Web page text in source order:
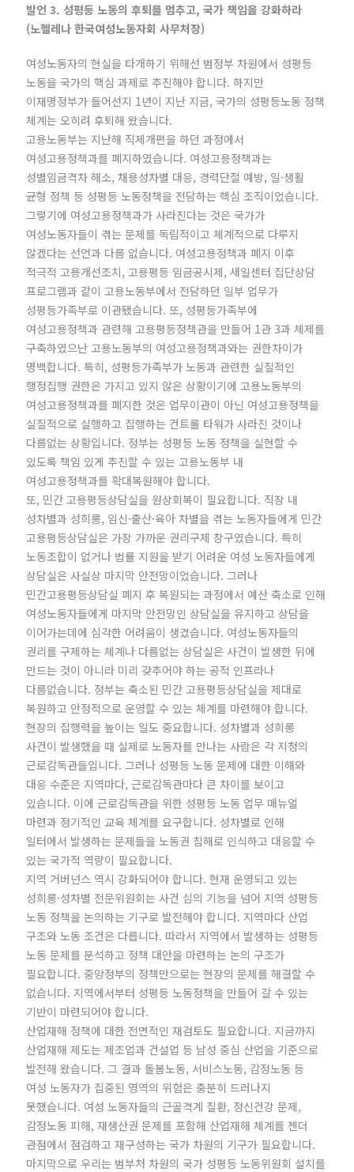
발언 3. 성평등 노동의 후퇴를 멈추고, 국가 책임을 강화하라
(노헬레나 한국여성노동자회 사무처장)
여성노동자의 현실을 타개하기 위해선 범정부 차원에서 성평등
노동을 국가의 핵심 과제로 추진해야 합니다. 하지만
이재명정부가 들어선지 1년이 지난 지금, 국가의 성평등노동 정책
체계는 오히려 후퇴해 왔습니다.
고용노동부는 지난해 직제개편을 하던 과정에서
여성고용정책과를 폐지하였습니다. 여성고용정책과는
성별임금격차 해소, 채용성차별 대응, 경력단절 예방, 일·생활
균형 정책 등 성평등 노동정책을 전담하는 핵심 조직이었습니다.
그렇기에 여성고용정책과가 사라진다는 것은 국가가
여성노동자들이 겪는 문제를 독립적이고 체계적으로 다루지
않겠다는 선언과 다름 없습니다. 여성고용정책과 폐지 이후
적극적 고용개선조치, 고용평등 임금공시제, 새일센터 집단상담
프로그램과 같이 고용노동부에서 전담하던 일부 업무가
성평등가족부로 이관됐습니다. 또, 성평등가족부에
여성고용정책과 관련해 고용평등정책관을 만들어 1관 3과 체제를
구축하였으난 고용노동부의 여성고용정책과와는 권한차이가
명백합니다. 특히, 성평등가족부가 노동과 관련한 실질적인
행정집행 권한은 가지고 있지 않은 상황이기에 고용노동부의
여성고용정책과를 폐지한 것은 업무이관이 아닌 여성고용정책을
실질적으로 실행하고 집행하는 컨트롤 타워가 사라진 것이나
다름없는 상황입니다. 정부는 성평등 노동 정책을 실현할 수
있도록 책임 있게 추진할 수 있는 고용노동부 내
여성고용정책과를 확대복원해야 합니다.
또, 민간 고용평등상담실을 원상회복이 필요합니다. 직장 내
성차별과 성희롱, 임신·출산·육아 차별을 겪는 노동자들에게 민간
고용평등상담실은 가장 가까운 권리구제 창구였습니다. 특히
노동조합이 없거나 법률 지원을 받기 어려운 여성 노동자들에게
상담실은 사실상 마지막 안전망이었습니다. 그러나
민간고용평등상담실 폐지 후 복원되는 과정에서 예산 축소로 인해
여성노동자들에게 마지막 안전망인 상담실을 유지하고 상담을
이어가는데에 심각한 어려움이 생겼습니다. 여성노동자들의
권리를 구제하는 체계나 다름없는 상담실은 사건이 발생한 뒤에
만드는 것이 아니라 미리 갖추어야 하는 공적 인프라나
다름없습니다. 정부는 축소된 민간 고용평등상담실을 제대로
복원하고 안정적으로 운영할 수 있는 체계를 마련해야 합니다.
현장의 집행력을 높이는 일도 중요합니다. 성차별과 성희롱
사건이 발생했을 때 실제로 노동자를 만나는 사람은 각 지청의
근로감독관들입니다. 그러나 성평등 노동 문제에 대한 이해와
대응 수준은 지역마다, 근로감독관마다 큰 차이를 보이고
있습니다. 이에 근로감독관을 위한 성평등 노동 업무 매뉴얼
마련과 정기적인 교육 체계를 요구합니다. 성차별로 인해
일터에서 발생하는 문제들을 노동권 침해로 인식하고 대응할 수
있는 국가적 역량이 필요합니다.
지역 거버넌스 역시 강화되어야 합니다. 현재 운영되고 있는
성희롱·성차별 전문위원회는 사건 심의 기능을 넘어 지역 성평등
노동 정책을 논의하는 기구로 발전해야 합니다. 지역마다 산업
구조와 노동 조건은 다릅니다. 따라서 지역에서 발생하는 성평등
노동 문제를 분석하고 정책 대안을 마련하는 논의 구조가
필요합니다. 중앙정부의 정책만으로는 현장의 문제를 해결할 수
없습니다. 지역에서부터 성평등 노동정책을 만들어 갈 수 있는
기반이 마련되어야 합니다.
산업재해 정책에 대한 전면적인 재검토도 필요합니다. 지금까지
산업재해 제도는 제조업과 건설업 등 남성 중심 산업을 기준으로
발전해 왔습니다. 그 결과 돌봄노동, 서비스노동, 감정노동 등
여성 노동자가 집중된 영역의 위험은 충분히 드러나지
못했습니다. 여성 노동자들의 근골격계 질환, 정신건강 문제,
감정노동 피해, 재생산권 문제를 포함해 산업재해 체계를 젠더
관점에서 점검하고 재구성하는 국가 차원의 기구가 필요합니다.
마지막으로 우리는 범부처 차원의 국가 성평등 노동위원회 설치를